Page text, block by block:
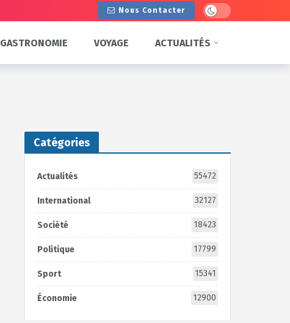
Nous Contacter Dark mode
GASTRONOMIE VOYAGE ACTUALITÉS
Catégories
Actualités 55472
International 32127
Société 18423
Politique 17799
Sport 15341
Économie 12900